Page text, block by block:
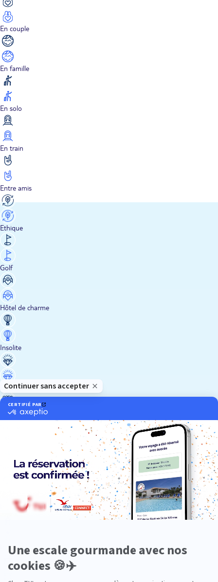
En couple
En famille
En solo
En train
Entre amis
Ethique
Golf
Hôtel de charme
Insolite
Luxe
Neige
Plongée
Premium